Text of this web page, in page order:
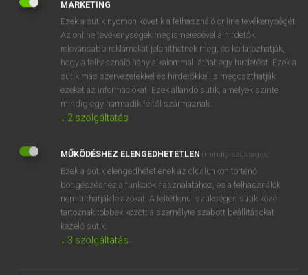
NINCS ELŐFIZETÉSED?
Nincs regisztrációm és előfizetésem. A szótár 2 órás,
díjmentes próbaverziójának elindításához regisztrálok és
belépek.
REGISZTRÁCIÓ
EURÓPAI UNIÓS TERMINOLÓGIAI SZÓTÁR
Kapcsolódó anyagok
sour cherry
MARKETING
Ezek a sütik nyomon követik a felhasználó online tevékenységét.
Az online tevékenységek megismerésével a hirdetők
relevánsabb reklámokat jeleníthetnek meg, és korlátozhatják,
hogy a felhasználó hány alkalommal láthat egy hirdetést. Ezek a
sütik más szervezetekkel és hirdetőkkel is megoszthatják
ezeket az információkat. Ezek állandó sütik, amelyek szinte
mindig egy harmadik féltől származnak.
↓ 2 szolgáltatás
MŰKÖDÉSHEZ ELENGEDHETETLEN (mindig szükséges)
Ezek a sütik elengedhetetlenek az oldalunkon történő
böngészéshez,a funkciók használatához, és a felhasználók
nem tilthatják le azokat. A feltétlenül szükséges sütik közé
tartoznak többek között a személyre szabott beállításokat
kezelő sütik.
↓ 3 szolgáltatás